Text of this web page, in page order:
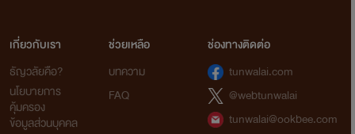
เกี่ยวกับเรา
ธัญวลัยคือ?
นโยบายการ
คุ้มครอง
ข้อมูลส่วนบุคคล
ช่วยเหลือ
บทความ
FAQ
ช่องทางติดต่อ
tunwalai.com
@webtunwalai
tunwalai@ookbee.com